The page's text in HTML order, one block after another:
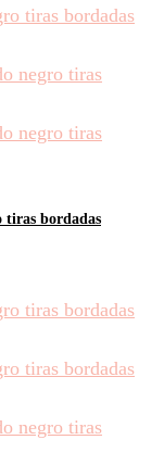
tiras bordadas